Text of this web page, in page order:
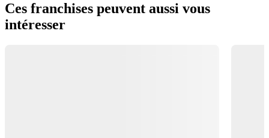
Ces franchises peuvent aussi vous
intéresser